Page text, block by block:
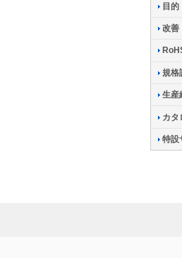
目的
改善
規格
生産
カタ
特設